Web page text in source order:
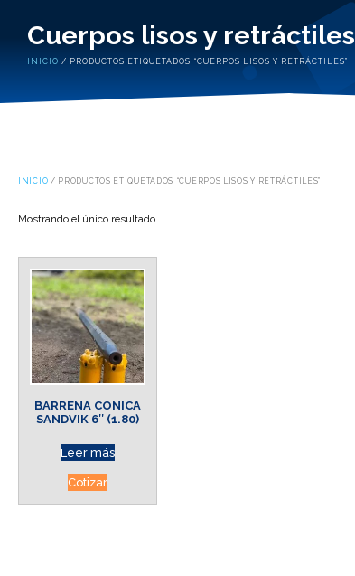
Cuerpos lisos y retráctiles
INICIO / PRODUCTOS ETIQUETADOS “CUERPOS LISOS Y RETRÁCTILES”
INICIO / PRODUCTOS ETIQUETADOS “CUERPOS LISOS Y RETRÁCTILES”
Mostrando el único resultado
BARRENA CONICA
SANDVIK 6″ (1.80)
Leer más
Cotizar